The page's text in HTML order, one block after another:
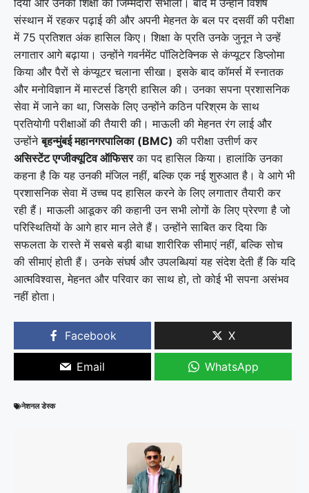
संस्थान में रहकर पढ़ाई की और अपनी मेहनत के बल पर दसवीं की परीक्षा
में 75 प्रतिशत अंक हासिल किए। शिक्षा के प्रति उनके जुनून ने उन्हें
लगातार आगे बढ़ाया। उन्होंने गवर्नमेंट पॉलिटेक्निक से कंप्यूटर डिप्लोमा
किया और पैरों से कंप्यूटर चलाना सीखा। इसके बाद कॉमर्स में स्नातक
और मनोविज्ञान में मास्टर्स डिग्री हासिल की। उनका सपना प्रशासनिक
सेवा में जाने का था, जिसके लिए उन्होंने कठिन परिश्रम के साथ
प्रतियोगी परीक्षाओं की तैयारी की। माऊली की मेहनत रंग लाई और
उन्होंनेबृहन्मुंबई महानगरपालिका (BMC) की परीक्षा उत्तीर्ण कर
असिस्टेंट एग्जीक्यूटिव ऑफिसरका पद हासिल किया। हालांकि उनका
कहना है कि यह उनकी मंजिल नहीं, बल्कि एक नई शुरुआत है। वे आगे भी
प्रशासनिक सेवा में उच्च पद हासिल करने के लिए लगातार तैयारी कर
रही हैं। माऊली आडूकर की कहानी उन सभी लोगों के लिए प्रेरणा है जो
परिस्थितियों के आगे हार मान लेते हैं। उन्होंने साबित कर दिया कि
सफलता के रास्ते में सबसे बड़ी बाधा शारीरिक सीमाएं नहीं, बल्कि सोच
की सीमाएं होती हैं। उनके संघर्ष और उपलब्धियां यह संदेश देती हैं कि यदि
आत्मविश्वास, मेहनत और परिवार का साथ हो, तो कोई भी सपना असंभव
नहीं होता।
Facebook X
Email WhatsApp
नेशनल डेस्क